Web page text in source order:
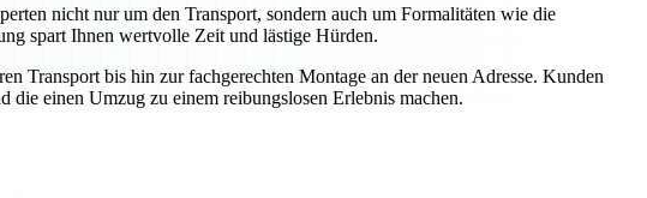
nicht nur um den Transport, sondern auch um Formalitäten wie die
spart Ihnen wertvolle Zeit und lästige Hürden.
Transport bis hin zur fachgerechten Montage an der neuen Adresse. Kunden
die einen Umzug zu einem reibungslosen Erlebnis machen.